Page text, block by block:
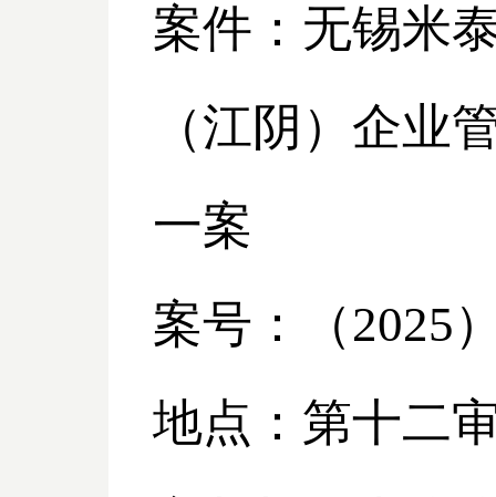
案件：无锡米
（江阴）企业
一案
案号：（2025
地点：第十二